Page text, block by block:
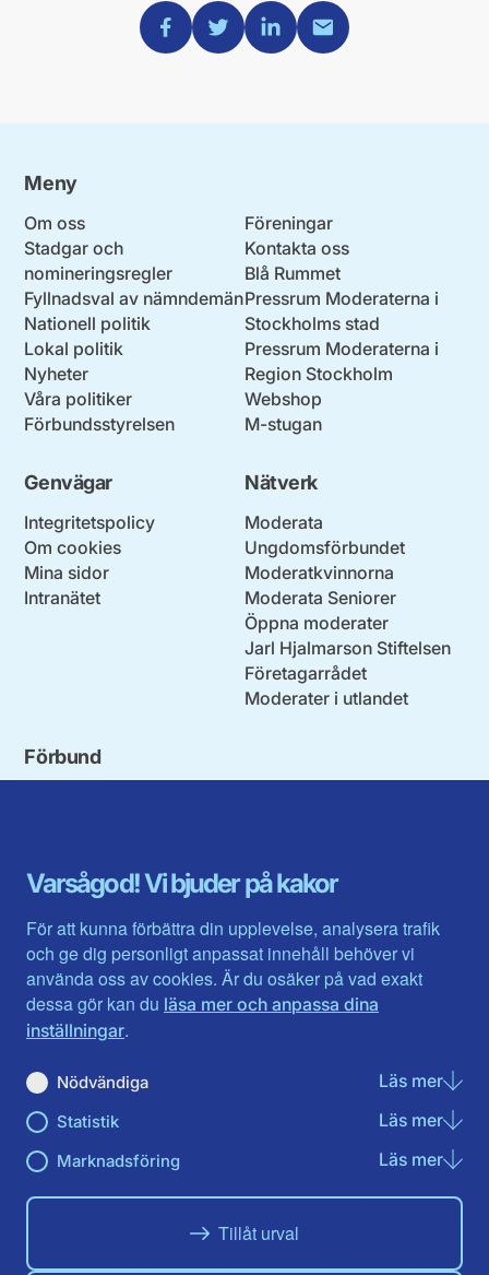
Varsågod! Vi bjuder på kakor
För att kunna förbättra din upplevelse, analysera trafik
och ge dig personligt anpassat innehåll behöver vi
använda oss av cookies. Är du osäker på vad exakt
dessa gör kan du läsa mer och anpassa dina
inställningar.
Nödvändiga Läs merom
Statistik Läs merom
Marknadsföring Läs merom
Tillåt urval
Dela via Facebook
Dela via Twitter
Dela via Linkedin
Dela via Mail
Meny
Om oss
Stadgar och
nomineringsregler
Fyllnadsval av nämndemän
Nationell politik
Lokal politik
Nyheter
Våra politiker
Förbundsstyrelsen
Föreningar
Kontakta oss
Blå Rummet
Pressrum Moderaterna i
Stockholms stad
Pressrum Moderaterna i
Region Stockholm
Webshop
M-stugan
Genvägar
Integritetspolicy
Om cookies
Mina sidor
Intranätet
Nätverk
Moderata
Ungdomsförbundet
Moderatkvinnorna
Moderata Seniorer
Öppna moderater
Jarl Hjalmarson Stiftelsen
Företagarrådet
Moderater i utlandet
Förbund
Gävleborg
Halland
Jämtlands län
Jönköpings län
Kalmar län
Kronobergs län
Norrbotten
Skåne län
Värmlands län
Västerbotten
Västra Götaland
Västernorrland
Västmanland
Örebro län
Östergötland
Du hittar oss här på sociala medier
Facebook
Instagram